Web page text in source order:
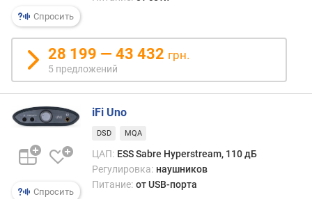
е
н
й
ч
а
т
о
а
Спросить
28 199 — 43 432 грн.
5 предложений
Спросить
iFi Uno
DSD MQA
ЦАП: ESS Sabre Hyperstream, 110 дБ
Регулировка: наушников
Питание: от USB-порта